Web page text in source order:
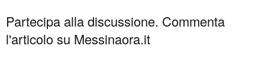
Partecipa alla discussione. Commenta
l'articolo su Messinaora.it